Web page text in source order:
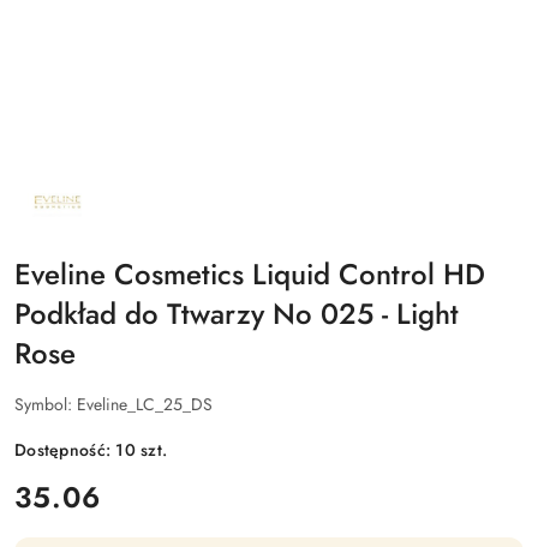
PRODUCENTA:
Eveline Cosmetics Liquid Control HD
Podkład do Ttwarzy No 025 - Light
Rose
Symbol: Eveline_LC_25_DS
Dostępność: 10szt.
cena:
35.06